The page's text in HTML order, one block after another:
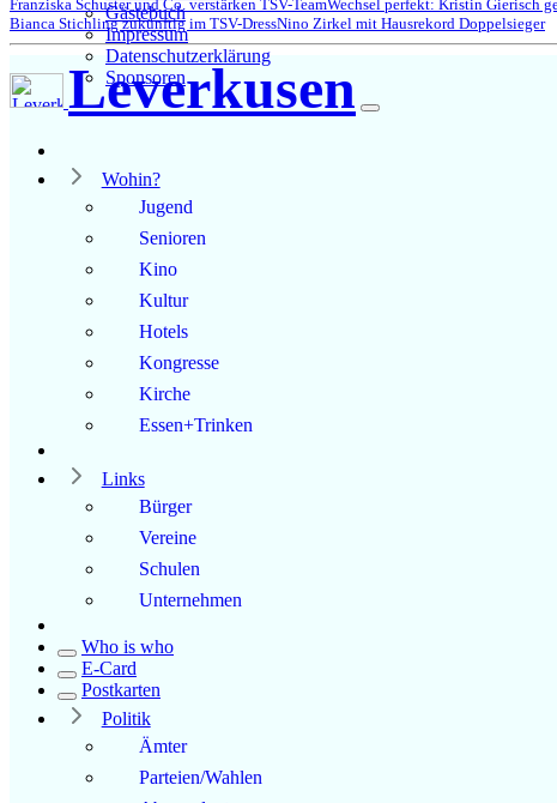
Gästebuch
Impressum
Datenschutzerklärung
Sponsoren
Franziska Schuster und Co. verstärken TSV-TeamWechsel perfekt: Kristin Gierisch
Bianca Stichling zukünftig im TSV-DressNino Zirkel mit Hausrekord Doppelsieger
Leverkusen
Wohin?
Jugend
Senioren
Kino
Kultur
Hotels
Kongresse
Kirche
Essen+Trinken
Links
Bürger
Vereine
Schulen
Unternehmen
Who is who
E-Card
Postkarten
Politik
Ämter
Parteien/Wahlen